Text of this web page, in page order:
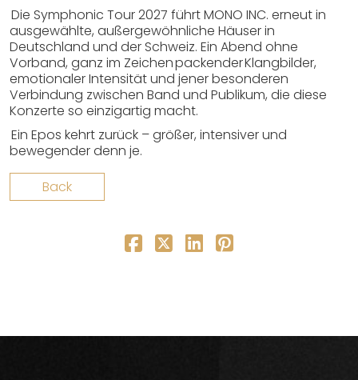
Die Symphonic Tour 2027 führt MONO INC. erneut in
ausgewählte, außergewöhnliche Häuser in
Deutschland und der Schweiz. Ein Abend ohne
Vorband, ganz im Zeichen packender Klangbilder,
emotionaler Intensität und jener besonderen
Verbindung zwischen Band und Publikum, die diese
Konzerte so einzigartig macht.
Ein Epos kehrt zurück – größer, intensiver und
bewegender denn je.
Back